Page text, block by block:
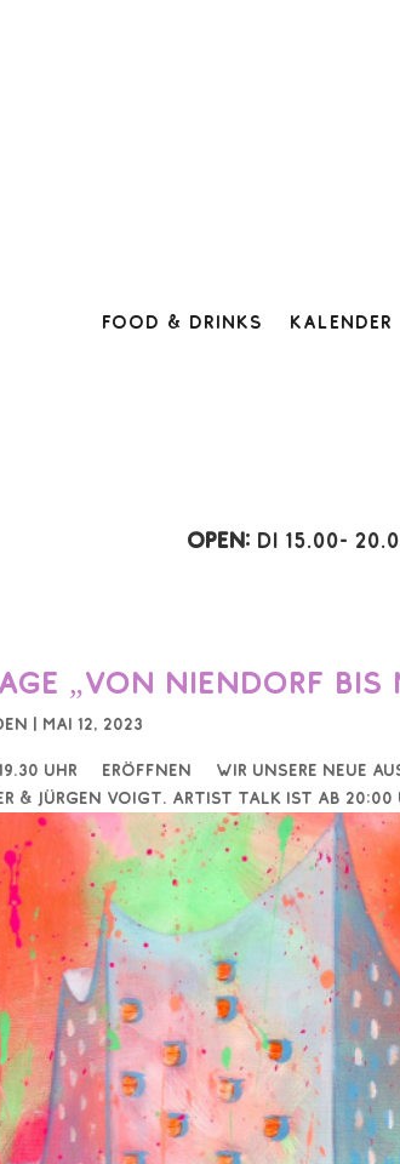
Food & Drinks Kalender
Open: Di 15.00-
„Von Niendorf bis
| Mai 12, 2023
19.30 Uhr eröffnen wir unsere neue
& Jürgen Voigt. Artist Talk ist ab